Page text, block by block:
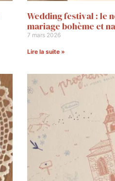
Wedding festival : le
mariage bohème et
7 mars 2026
Lire la suite »